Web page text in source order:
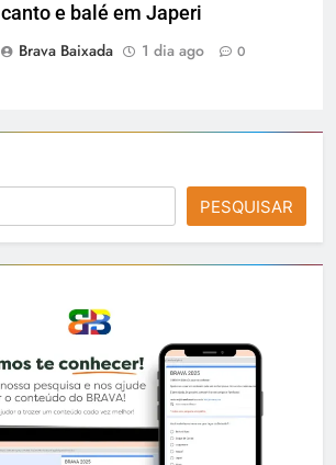
canto e balé em Japeri
Brava Baixada
1 dia ago 0
PESQUISAR